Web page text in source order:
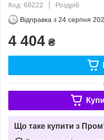
Код: 68222
Роздріб
Відправка з 24 серпня
4 404 ₴
Що таке купити з